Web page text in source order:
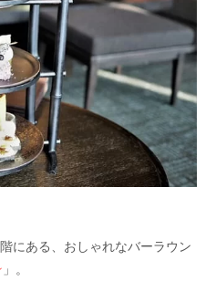
にある、おしゃれなバーラウン
」。